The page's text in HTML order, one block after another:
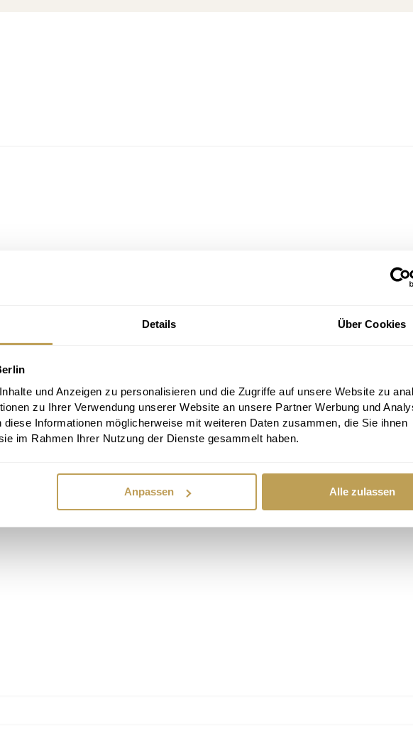
Details Über Cookies
und Anzeigen zu personalisieren und die Zugriffe auf unsere Website zu
zu Ihrer Verwendung unserer Website an unsere Partner Werbung und
Informationen möglicherweise mit weiteren Daten zusammen, die Sie ihnen
im Rahmen Ihrer Nutzung der Dienste gesammelt haben.
Anpassen Alle zulassen